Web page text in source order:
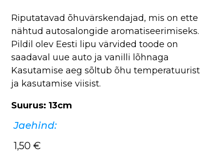
Riputatavad õhuvärskendajad, mis on ette
nähtud autosalongide aromatiseerimiseks.
Pildil olev Eesti lipu värvided toode on
saadaval uue auto ja vanilli lõhnaga
Kasutamise aeg sõltub õhu temperatuurist
ja kasutamise viisist.
Suurus: 13cm
Jaehind:
1,50 €